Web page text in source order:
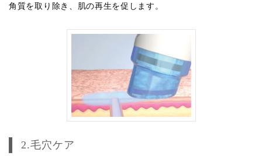
角質を取り除き、肌の再生を促します。
2.毛穴ケア